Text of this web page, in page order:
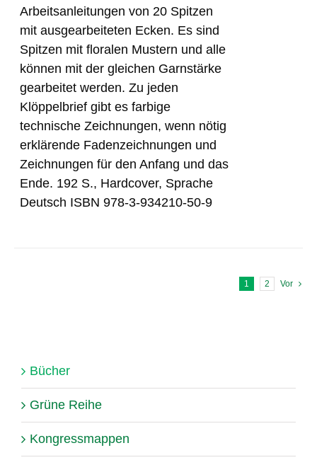
Arbeitsanleitungen von 20 Spitzen
mit ausgearbeiteten Ecken. Es sind
Spitzen mit floralen Mustern und alle
können mit der gleichen Garnstärke
gearbeitet werden. Zu jeden
Klöppelbrief gibt es farbige
technische Zeichnungen, wenn nötig
erklärende Fadenzeichnungen und
Zeichnungen für den Anfang und das
Ende. 192 S., Hardcover, Sprache
Deutsch ISBN 978-3-934210-50-9
1 2 Vor
Bücher
Grüne Reihe
Kongressmappen